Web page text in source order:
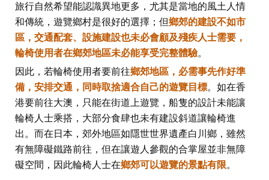
旅行自然希望能認識異地更多，尤其是當地的風土人情
和傳統，遊覽鄉村是很好的選擇；但鄉郊的建設不如市
區，交通配套、設施建設也未必會顧及殘疾人士需要，
輪椅使用者在鄉郊地區未必能享受完整體驗。
因此，若輪椅使用者要前往鄉郊地區，必需事先作好準
備，安排交通，同時取捨適合自己的遊覽目標。如在香
港要前往大澳，只能在街道上遊覽，船隻的設計未能讓
輪椅人士乘搭，大部分食肆也未有建設斜道讓輪椅進
出。而在日本，郊外地區如隱世世界遺產白川鄉，雖然
有無障礙鐵路前往，但在讓遊人參觀的合掌屋並非無障
礙空間，因此輪椅人士在鄉郊可以遊覽的景點有限。